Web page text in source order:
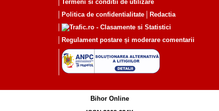
Termeni si conditii de utilizare
Politica de confidentialitate
Redactia
Regulament postare și moderare comentarii
Bihor Online